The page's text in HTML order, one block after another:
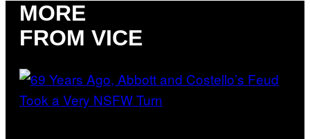
MORE
FROM VICE